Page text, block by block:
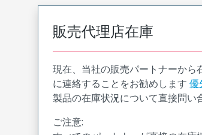
販売代理店在庫
現在、当社の販売パートナーから
に連絡することをお勧めします 優
製品の在庫状況について直接問い
ご注意: